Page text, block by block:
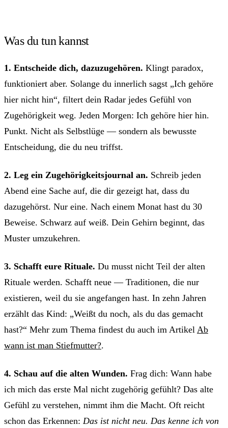
Was du tun kannst
1. Entscheide dich, dazuzugehören. Klingt paradox,
funktioniert aber. Solange du innerlich sagst „Ich gehöre
hier nicht hin“, filtert dein Radar jedes Gefühl von
Zugehörigkeit weg. Jeden Morgen: Ich gehöre hier hin.
Punkt. Nicht als Selbstlüge — sondern als bewusste
Entscheidung, die du neu triffst.
2. Leg ein Zugehörigkeitsjournal an. Schreib jeden
Abend eine Sache auf, die dir gezeigt hat, dass du
dazugehörst. Nur eine. Nach einem Monat hast du 30
Beweise. Schwarz auf weiß. Dein Gehirn beginnt, das
Muster umzukehren.
3. Schafft eure Rituale. Du musst nicht Teil der alten
Rituale werden. Schafft neue — Traditionen, die nur
existieren, weil du sie angefangen hast. In zehn Jahren
erzählt das Kind: „Weißt du noch, als du das gemacht
hast?“ Mehr zum Thema findest du auch im Artikel Ab
wann ist man Stiefmutter?.
4. Schau auf die alten Wunden. Frag dich: Wann habe
ich mich das erste Mal nicht zugehörig gefühlt? Das alte
Gefühl zu verstehen, nimmt ihm die Macht. Oft reicht
schon das Erkennen: Das ist nicht neu. Das kenne ich von